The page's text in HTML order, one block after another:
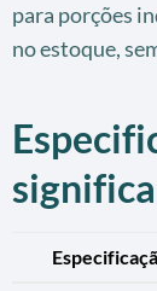
para porções
no estoque,